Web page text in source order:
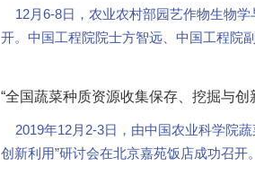
12月6-8日，农业农村部园艺作物生物学
开。中国工程院院士方智远、中国工程院
“全国蔬菜种质资源收集保存、挖掘与
2019年12月2-3日，由中国农业科学院
创新利用”研讨会在北京嘉苑饭店成功召